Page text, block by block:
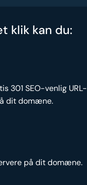
klik kan du:
301 SEO-venlig URL-
dit domæne.
på dit domæne.